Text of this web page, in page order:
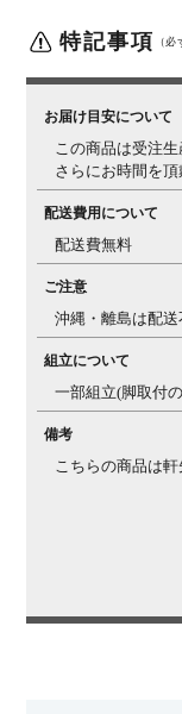
特記事項 （
お届け目安について
この商品は受注
さらにお時間を頂
配送費用について
配送費無料
ご注意
沖縄・離島は配送
組立について
一部組立(脚取付
備考
こちらの商品は軒